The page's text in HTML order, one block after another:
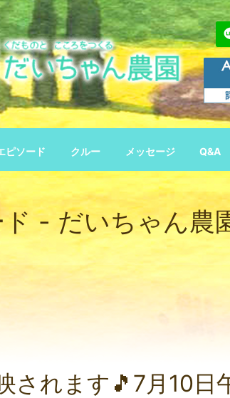
ピソード クルー メッセージ Q&A
- だいちゃん農
されます🎵7月10日